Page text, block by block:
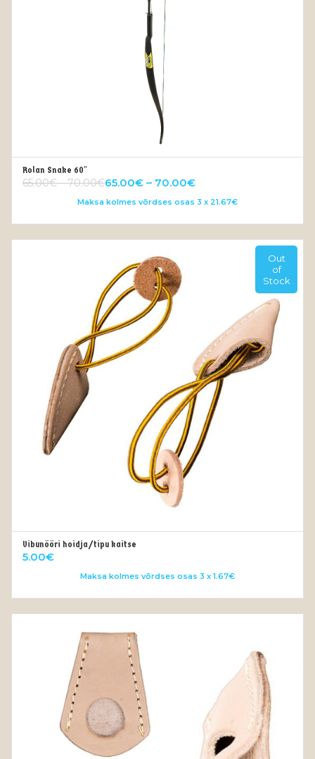
Rolan Snake 60″
65.00€–70.00€65.00€ – 70.00€
Maksa kolmes võrdses osas 3 x 21.67€
Out
of
Stock
OUT OF STOCK
Vibunööri hoidja/tipu kaitse
5.00€
Maksa kolmes võrdses osas 3 x 1.67€